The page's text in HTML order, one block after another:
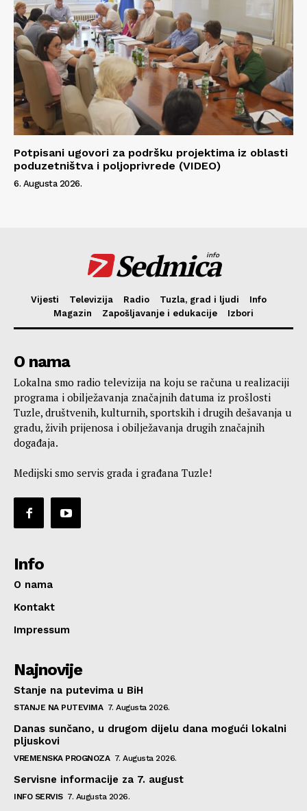
Potpisani ugovori za podršku projektima iz oblasti
poduzetništva i poljoprivrede (VIDEO)
6. Augusta 2026.
Sedmica
info
Vijesti Televizija Radio Tuzla, grad i ljudi
Info
Magazin
Zapošljavanje i edukacije Izbori
O nama
Lokalna smo radio televizija na koju se računa u realizaciji
programa i obilježavanja značajnih datuma iz prošlosti
Tuzle, društvenih, kulturnih, sportskih i drugih dešavanja u
gradu, živih prijenosa i obilježavanja drugih značajnih
događaja.
Medijski smo servis grada i građana Tuzle!
Info
O nama
Kontakt
Impressum
Najnovije
Stanje na putevima u BiH
STANJE NA PUTEVIMA 7. Augusta 2026.
Danas sunčano, u drugom dijelu dana mogući lokalni
pljuskovi
VREMENSKA PROGNOZA 7. Augusta 2026.
Servisne informacije za 7. august
INFO SERVIS 7. Augusta 2026.